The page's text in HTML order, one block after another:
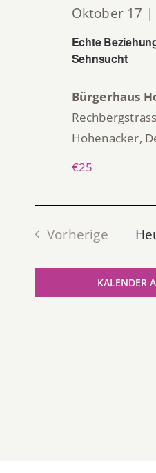
Echte
Sehnsucht
Oktober 17 |
Bürgerhaus
Hohenacker,
€25
Vorherige
KALENDER